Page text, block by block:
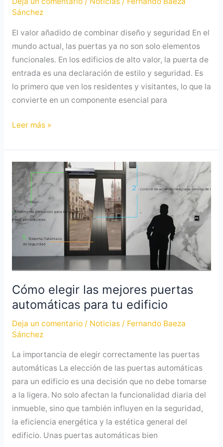
Sánchez
El valor añadido de combinar diseño y seguridad En el
mundo actual, las puertas ya no son solo elementos
funcionales. En los edificios de alto valor, la puerta de
entrada es una declaración de estilo y seguridad. Es
lo primero que ven los residentes y visitantes, lo que la
convierte en un componente esencial para
Leer más »
Cómo elegir las mejores puertas
automáticas para tu edificio
Deja un comentario / Noticias/ Fernando Baeza
Sánchez
La importancia de elegir correctamente las puertas
automáticas La elección de las puertas automáticas
para un edificio es una decisión que no debe tomarse
a la ligera. No solo afectan la funcionalidad diaria del
inmueble, sino que también influyen en la seguridad,
la eficiencia energética y la estética general del
edificio. Unas puertas automáticas bien
Cómo
elegir
las
mejores
puertas
automáticas
para